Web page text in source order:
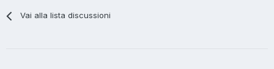
Vai alla lista discussioni